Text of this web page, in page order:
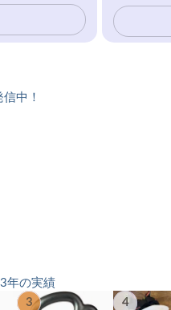
のトレーニング
指すクライマー
ける専用設計サ
中！
年の実績
3 4